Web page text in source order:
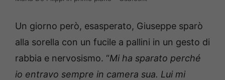
Un giorno però, esasperato, Giuseppe sparò
alla sorella con un fucile a pallini in un gesto di
rabbia e nervosismo. “Mi ha sparato perché
io entravo sempre in camera sua. Lui mi